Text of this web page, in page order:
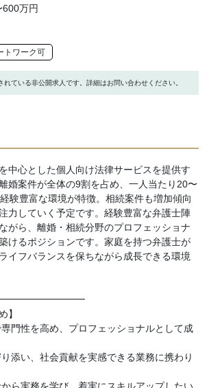
万円
トワーク可
ている非公開求人です。詳細はお問い合わせください。
中心とした個人向け法律サービスを提供す
婚案件が全体の9割を占め、一人当たり20〜
験豊富な環境が特徴。相続案件も増加傾向
力していく予定です。経験豊富な弁護士陣
がら、離婚・相続分野のプロフェッショナ
けるポジションです。家庭を持つ弁護士が
イフバランスを保ちながら成長できる環境
】
門性を高め、プロフェッショナルとして成
添い、社会貢献を実感できる業務に携わり